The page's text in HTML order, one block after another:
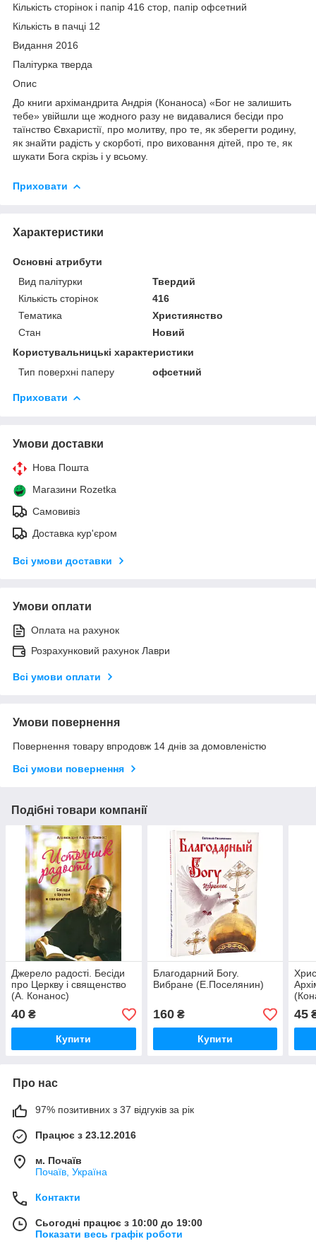
Кількість сторінок і папір 416 стор, папір офсетний
Кількість в пачці 12
Видання 2016
Палітурка тверда
Опис
До книги архімандрита Андрія (Конаноса) «Бог не залишить
тебе» увійшли ще жодного разу не видавалися бесіди про
таїнство Євхаристії, про молитву, про те, як зберегти родину,
як знайти радість у скорботі, про виховання дітей, про те, як
шукати Бога скрізь і у всьому.
Приховати
Характеристики
Основні атрибути
Вид палітурки
Твердий
Кількість сторінок
416
Тематика
Християнство
Стан
Новий
Користувальницькі характеристики
Тип поверхні паперу
офсетний
Приховати
Умови доставки
Нова Пошта
Магазини Rozetka
Самовивіз
Доставка кур'єром
Всі умови доставки
Умови оплати
Оплата на рахунок
Розрахунковий рахунок Лаври
Всі умови оплати
Умови повернення
Повернення товару впродовж 14 днів за домовленістю
Всі умови повернення
Подібні товари компанії
Джерело радості. Бесіди
про Церкву і священство
(А. Конанос)
40 ₴
Купити
Благодарний Богу.
Вибране (Е.Поселянин)
160₴
Купити
45
Про нас
97% позитивних з 37 відгуків за рік
Працює з 23.12.2016
м. Почаїв
Почаїв, Україна
Контакти
Сьогодні працює з 10:00 до 19:00
Показати весь графік роботи